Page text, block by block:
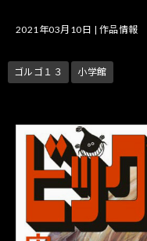
2021年03月10日 | 作品情報
ゴルゴ１３ 小学館